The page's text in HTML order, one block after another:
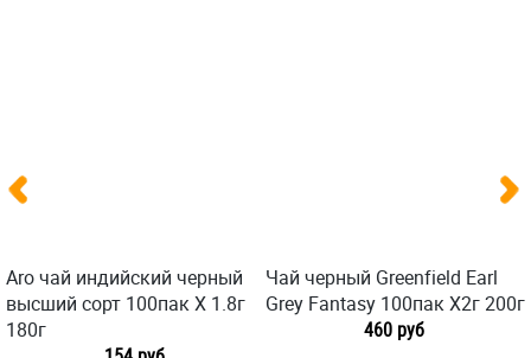
Aro чай индийский черный
высший сорт 100пак X 1.8г
180г
Чай черный Greenfield Earl
Grey Fantasy 100пак X2г 200г
460 руб